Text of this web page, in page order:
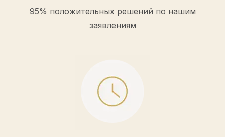
95% положительных решений по нашим
заявлениям